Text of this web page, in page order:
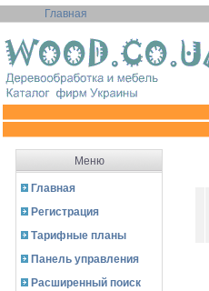
Главная
Меню
Главная
Регистрация
Тарифные планы
Панель управления
Расширенный поиск